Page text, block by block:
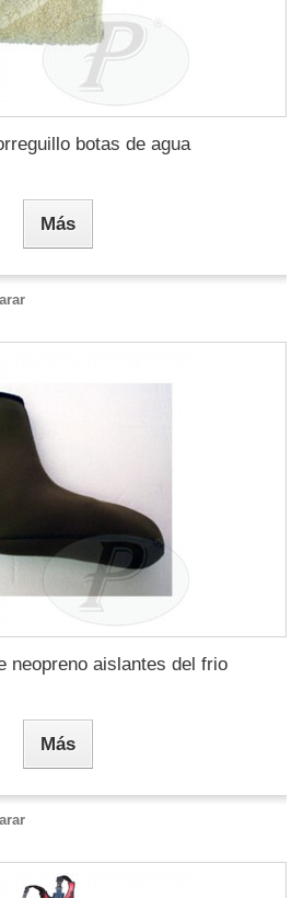
botas de agua
Más
neopreno aislantes del frio
Más